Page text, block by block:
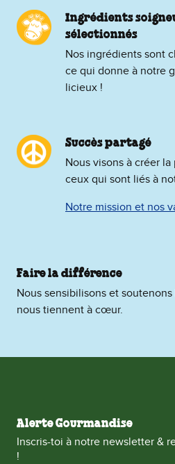
Ingrédients
sélectionnés
Nos ingrédients sont
ce qui donne à notre
licieux !
Succès partagé
Nous visons à créer
ceux qui sont liés à
Notre mission et nos
Faire la différence
Nous sensibilisons et
nous tiennent à cœur.
Alerte Gourmandise
Inscris-toi à notre newsletter &
!